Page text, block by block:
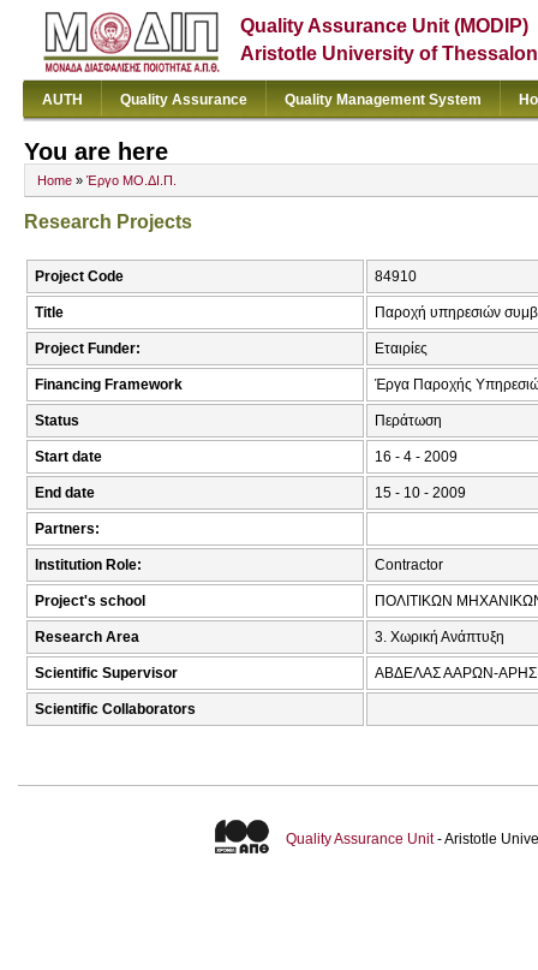
Quality Assurance Unit (MODIP)
Aristotle University of
AUTH Quality Assurance Quality Management System
You are here
Home » Έργο ΜΟ.ΔΙ.Π.
Research Projects
Project Code 84910
Title Παροχή υπηρεσιών
Project Funder: Εταιρίες
Financing Framework Έργα Παροχής
Status Περάτωση
Start date 16 - 4 - 2009
End date 15 - 10 - 2009
Partners:
Institution Role: Contractor
Project's school ΠΟΛΙΤΙΚΩΝ
Research Area 3. Χωρική Ανάπτυξη
Scientific Supervisor ΑΒΔΕΛΑΣ ΑΑΡΩΝ-ΑΡΗΣ
Scientific Collaborators
Quality Assurance Unit- Aristotle